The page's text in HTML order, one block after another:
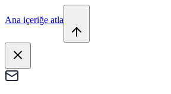
Ana içeriğe atla